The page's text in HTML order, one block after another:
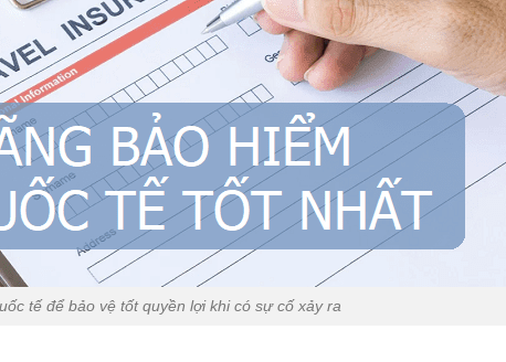
tế để bảo vệ tốt quyền lợi khi có sự cố xảy ra